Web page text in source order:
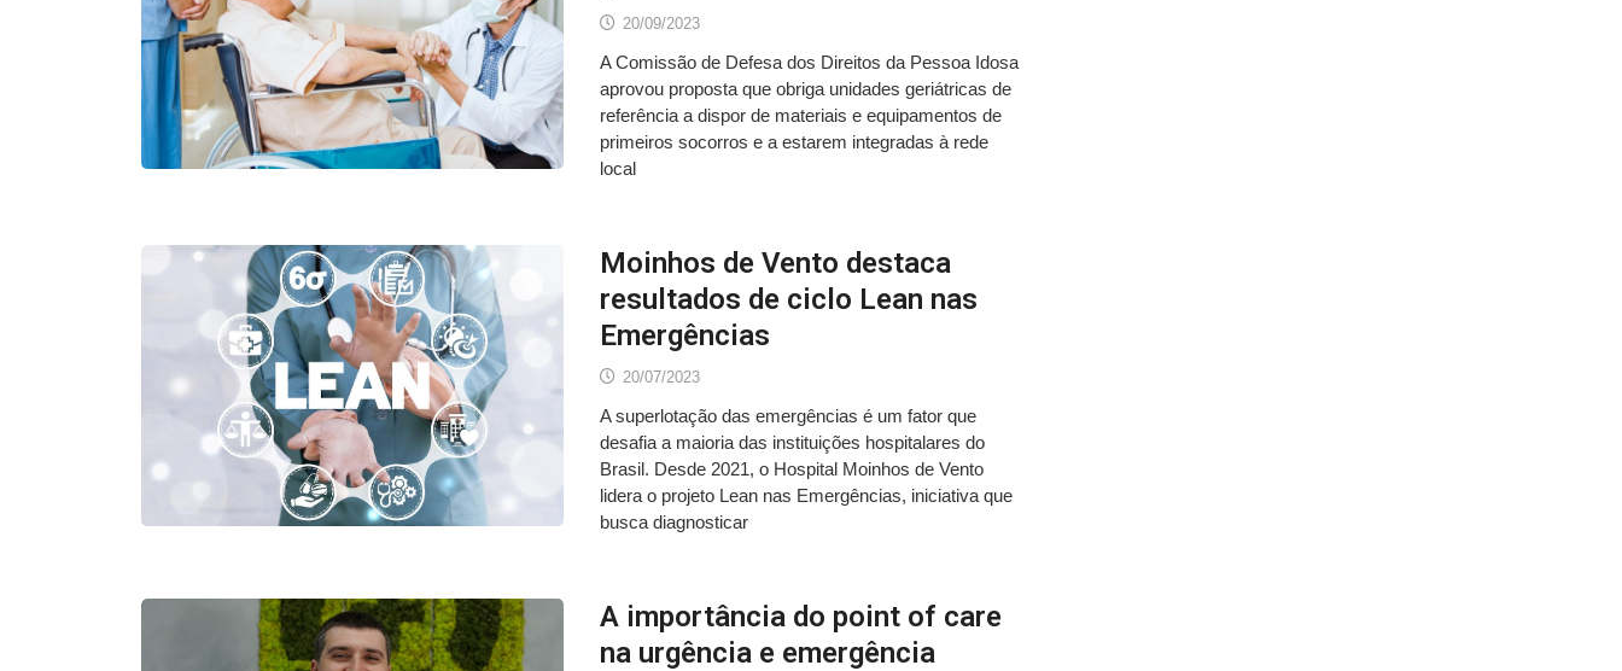
20/09/2023
A Comissão de Defesa dos Direitos da Pessoa Idosa
aprovou proposta que obriga unidades geriátricas de
referência a dispor de materiais e equipamentos de
primeiros socorros e a estarem integradas à rede
local
Moinhos de Vento destaca
resultados de ciclo Lean nas
Emergências
20/07/2023
A superlotação das emergências é um fator que
desafia a maioria das instituições hospitalares do
Brasil. Desde 2021, o Hospital Moinhos de Vento
lidera o projeto Lean nas Emergências, iniciativa que
busca diagnosticar
A importância do point of care
na urgência e emergência